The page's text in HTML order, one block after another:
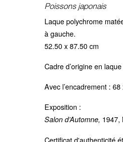
Poissons japonais
Laque polychrome
à gauche.
52.50 x 87.50 cm
Cadre d’origine en
Avec l’encadrement :
Exposition :
Salon d’Automne, 1947,
Certificat d'authenticité